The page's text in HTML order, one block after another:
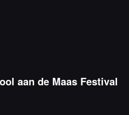
aan de Maas Festival